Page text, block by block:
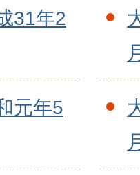
31年2
元年5